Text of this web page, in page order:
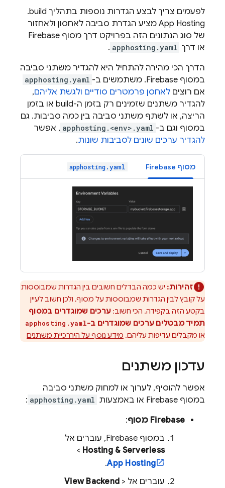
לפעמים צריך לבצע הגדרות נוספות בתהליך build.
App Hosting מציע הגדרת סביבה לאחסון ולאחזור
של סוג הנתונים הזה בפרויקט דרך מסוף Firebase
או דרך apphosting.yaml
.
הדרך הכי מהירה להתחיל היא להגדיר משתני סביבה
במסוף Firebase. משתמשים ב- apphosting.yaml
אם רוצים לאחסן פרמטרים סודיים ולגשת אליהם,
להגדיר משתנים שזמינים רק בזמן ה-build או בזמן
הריצה, או לשתף משתני סביבה בין כמה סביבות. גם
במסוף וגם ב- apphosting.<env>.yaml , אפשר
להגדיר ערכים שונים לסביבות שונות.
מסוף Firebase
apphosting.yaml
זהירות: יש כמה הבדלים חשובים בין הגדרות שמבוססות
על קובץ לבין הגדרות שמבוססות על מסוף, ולכן חשוב לעיין
בקטע הזה בקפידה. הכי חשוב: ערכים שמוגדרים במסוף
תמיד מבטלים ערכים שמוגדרים ב-apphosting.yaml
או מקבלים עדיפות עליהם. מידע נוסף על היררכיית משתנים
עדכון משתנים
אפשר להוסיף, לערוך או למחוק משתני סביבה
במסוף Firebase או באמצעות apphosting.yaml
:
Firebase מסוף:
במסוף Firebase, עוברים אל
Hosting & Serverless
>‏
App Hosting
.
עוברים אל
View Backend >